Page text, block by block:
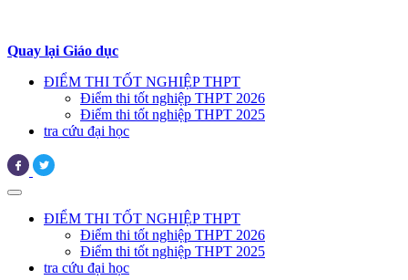
Quay lại Giáo dục
ĐIỂM THI TỐT NGHIỆP THPT
Điểm thi tốt nghiệp THPT 2026
Điểm thi tốt nghiệp THPT 2025
tra cứu đại học
ĐIỂM THI TỐT NGHIỆP THPT
Điểm thi tốt nghiệp THPT 2026
Điểm thi tốt nghiệp THPT 2025
tra cứu đại học